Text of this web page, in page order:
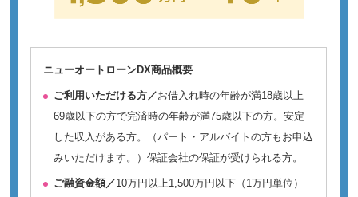
ニューオートローンDX商品概要
ご利用いただける方／お借入れ時の年齢が満18歳以上
69歳以下の方で完済時の年齢が満75歳以下の方。安定
した収入がある方。（パート・アルバイトの方もお申込
みいただけます。）保証会社の保証が受けられる方。
ご融資金額／10万円以上1,500万円以下（1万円単位）